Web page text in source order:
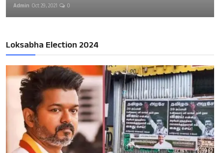
Admin Oct 29, 2021 0
Loksabha Election 2024